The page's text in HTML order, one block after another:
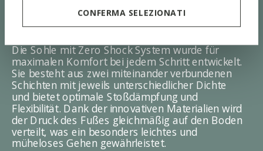
CONFERMA SELEZIONATI
ZERO Shock System
Die Sohle mit Zero Shock System wurde für
maximalen Komfort bei jedem Schritt entwickelt.
Sie besteht aus zwei miteinander verbundenen
Schichten mit jeweils unterschiedlicher Dichte
und bietet optimale Stoßdämpfung und
Flexibilität. Dank der innovativen Materialien wird
der Druck des Fußes gleichmäßig auf den Boden
verteilt, was ein besonders leichtes und
müheloses Gehen gewährleistet.